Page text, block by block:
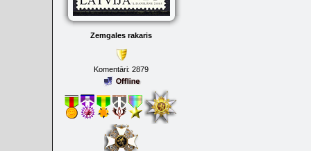
Zemgales rakaris
Komentāri: 2879